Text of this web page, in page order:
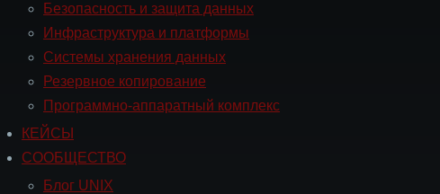
Безопасность и защита данных
Инфраструктура и платформы
Системы хранения данных
Резервное копирование
Программно-аппаратный комплекс
Навигация
СООБЩЕСТВО
КЕЙСЫ
СООБЩЕСТВО
Блог UNIX